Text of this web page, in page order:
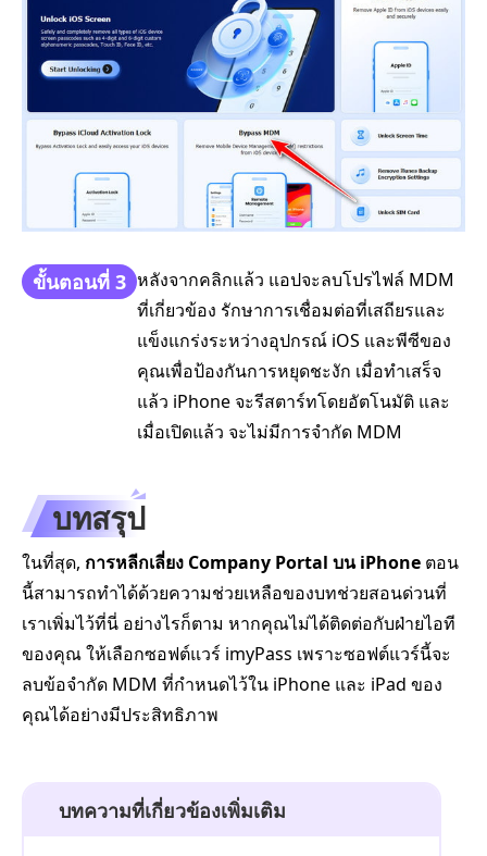
ขั้นตอนที่ 3 หลังจากคลิกแล้ว แอปจะลบโปรไฟล์ MDM
ที่เกี่ยวข้อง รักษาการเชื่อมต่อที่เสถียรและ
แข็งแกร่งระหว่างอุปกรณ์ iOS และพีซีของ
คุณเพื่อป้องกันการหยุดชะงัก เมื่อทำเสร็จ
แล้ว iPhone จะรีสตาร์ทโดยอัตโนมัติ และ
เมื่อเปิดแล้ว จะไม่มีการจำกัด MDM
บทสรุป
ในที่สุด, การหลีกเลี่ยง Company Portal บน iPhone ตอน
นี้สามารถทำได้ด้วยความช่วยเหลือของบทช่วยสอนด่วนที่
เราเพิ่มไว้ที่นี่ อย่างไรก็ตาม หากคุณไม่ได้ติดต่อกับฝ่ายไอที
ของคุณ ให้เลือกซอฟต์แวร์ imyPass เพราะซอฟต์แวร์นี้จะ
ลบข้อจำกัด MDM ที่กำหนดไว้ใน iPhone และ iPad ของ
คุณได้อย่างมีประสิทธิภาพ
บทความที่เกี่ยวข้องเพิ่มเติม